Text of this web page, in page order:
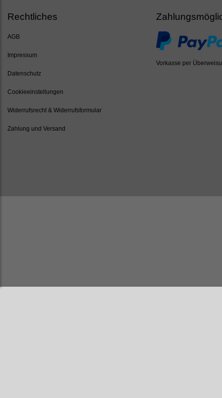
Rechtliches
AGB
Impressum
Datenschutz
Cookieeinstellungen
Widerrufsrecht & Widerrufsformular
Zahlung und Versand
Vorkasse per